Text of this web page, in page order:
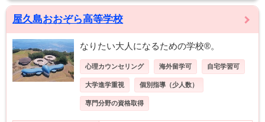
屋久島おおぞら高等学校
なりたい大人になるための学校®。
心理カウンセリング 海外留学可 自宅学習可
大学進学重視 個別指導（少人数）
専門分野の資格取得